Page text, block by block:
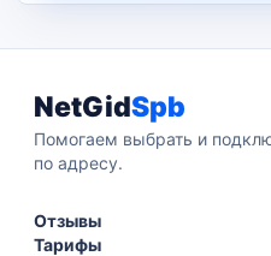
NetGidSpb
Помогаем выбрать и
по адресу.
Отзывы
Тарифы